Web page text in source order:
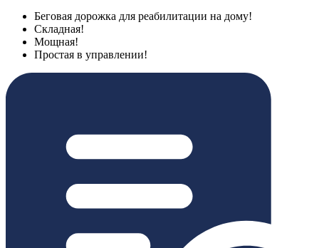
Беговая дорожка для реабилитации на дому!
Складная!
Мощная!
Простая в управлении!